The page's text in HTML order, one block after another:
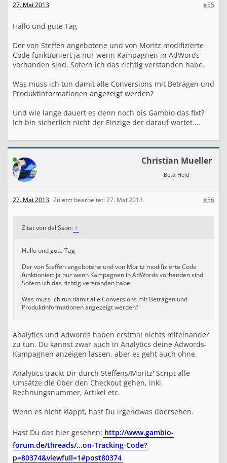
#55
27. Mai 2013
Hallo und gute Tag
Der von Steffen angebotene und von Moritz modifizierte
Code funktioniert ja nur wenn Kampagnen in AdWords
vorhanden sind. Sofern ich das richtig verstanden habe.
Was muss ich tun damit alle Conversions mit Beträgen und
Produktinformationen angezeigt werden?
Und wie lange dauert es denn noch bis Gambio das fixt?
Ich bin sicherlich nicht der Einzige der darauf wartet....
Christian Mueller
Beta-Held
#56
27. Mai 2013 Zuletzt bearbeitet:27. Mai 2013
Zitat von deliSson: ↑
Hallo und gute Tag
Der von Steffen angebotene und von Moritz modifizierte Code
funktioniert ja nur wenn Kampagnen in AdWords vorhanden sind.
Sofern ich das richtig verstanden habe.
Was muss ich tun damit alle Conversions mit Beträgen und
Produktinformationen angezeigt werden?
Analytics und Adwords haben erstmal nichts miteinander
zu tun. Du kannst zwar auch in Analytics deine Adwords-
Kampagnen anzeigen lassen, aber es geht auch ohne.
Analytics trackt Dir durch Steffens/Moritz' Script alle
Umsätze die über den Checkout gehen, inkl.
Rechnungsnummer, Artikel etc.
Wenn es nicht klappt, hast Du irgendwas übersehen.
Hast Du das hier gesehen: http://www.gambio-
forum.de/threads/...on-Tracking-Code?
p=80374&viewfull=1#post80374